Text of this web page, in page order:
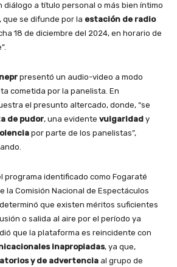
diálogo a título personal o más bien íntimo
se difunde por la estación de radio
18 de diciembre del 2024, en horario de
presentó un audio-video a modo
cometida por la panelista. En
el presunto altercado, donde, “se
de pudor, una evidente vulgaridad y
por parte de los panelistas”,
programa identificado como Fogaraté
la Comisión Nacional de Espectáculos
que existen méritos suficientes
o salida al aire por el período ya
que la plataforma es reincidente con
inapropiadas, ya que,
y de advertencia al grupo de